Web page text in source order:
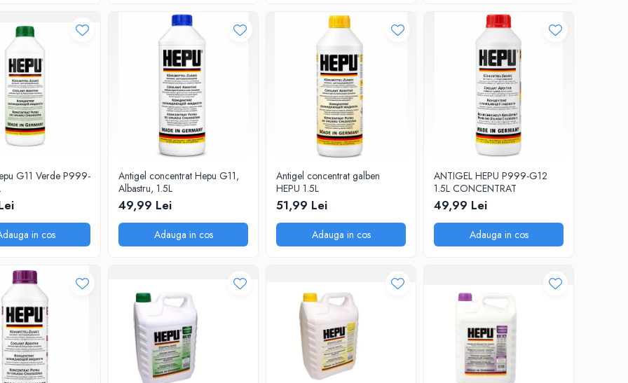
G11 Verde P999-
in cos
Antigel concentrat Hepu G11,
Albastru, 1.5L
49,99 Lei
Adauga in cos
Antigel concentrat galben
HEPU 1.5L
51,99 Lei
Adauga in cos
ANTIGEL HEPU P999-G12
1.5L CONCENTRAT
49,99 Lei
Adauga in cos